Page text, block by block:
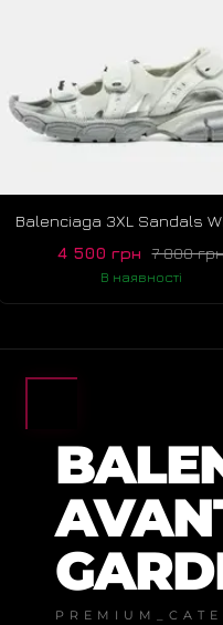
7 800
4 500 грн
В наявності